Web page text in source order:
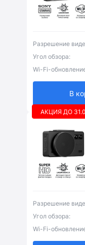
Магнит
Разрешение
Угол обзора:
Wi-Fi-
В
АКЦИЯ ДО
Разрешение
Угол обзора:
Wi-Fi-